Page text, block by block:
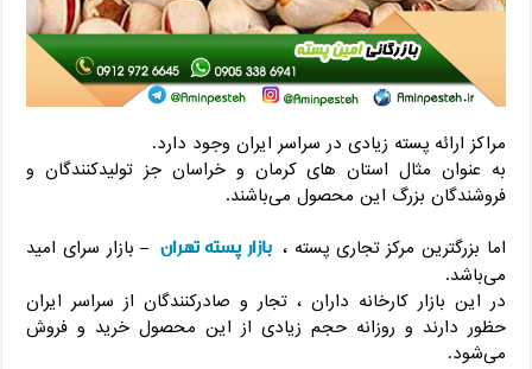
مراکز ارائه پسته زیادی در سراسر ایران وجود دارد.
به عنوان مثال استان های کرمان و خراسان جز تولیدکنندگان و
فروشندگان بزرگ این محصول می‌باشند.
اما بزرگترین مرکز تجاری پسته ، بازار پسته تهران – بازار سرای امید
می‌باشد.
در این بازار کارخانه داران ، تجار و صادرکنندگان از سراسر ایران
حظور دارند و روزانه حجم زیادی از این محصول خرید و فروش
می‌شود.